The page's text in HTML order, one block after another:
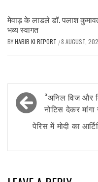
मेवाड़ के लाडले डॉ. पलाश
भव्य स्वागत
BYHABIB KI REPORT /8 AUGUST,
Post
navigation
“अनिल विज और
नोटिस देकर
पेरिस में मोदी का